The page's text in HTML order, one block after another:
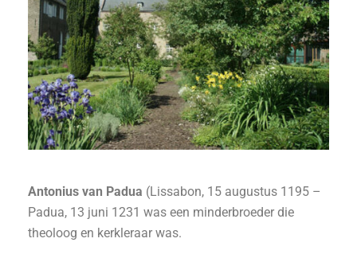
Antonius van Padua (Lissabon, 15 augustus 1195 –
Padua, 13 juni 1231 was een minderbroeder die
theoloog en kerkleraar was.